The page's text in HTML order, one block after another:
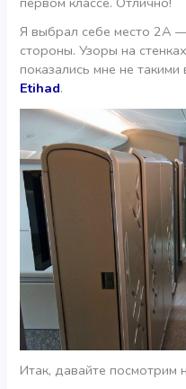
Я выбрал себе место 2А
стороны. Узоры на
показались мне не такими
Etihad.
Итак, давайте посмотрим